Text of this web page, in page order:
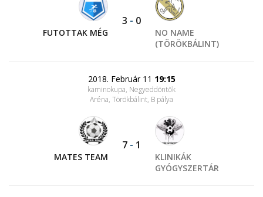
FUTOTTAK MÉG
3 - 0
NO NAME
(TÖRÖKBÁLINT)
2018. Február 11 19:15
kaminokupa, Negyeddöntők
Aréna, Törökbálint, B pálya
MATES TEAM
7 - 1
KLINIKÁK
GYÓGYSZERTÁR